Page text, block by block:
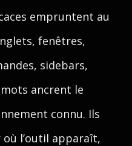
empruntent au
fenêtres,
sidebars,
ancrent le
connu. Ils
l’outil apparaît,